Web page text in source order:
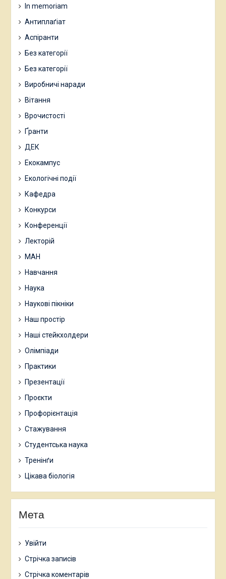
In memoriam
Антиплаґіат
Аспіранти
Без категорії
Без категорії
Виробничі наради
Вітання
Врочистості
Ґранти
ДЕК
Екокампус
Екологічні події
Кафедра
Конкурси
Конференції
Лекторій
МАН
Навчання
Наука
Наукові пікніки
Наш простір
Наші стейкхолдери
Олімпіади
Практики
Презентації
Проєкти
Профорієнтація
Стажування
Студентська наука
Тренінґи
Цікава біологія
Мета
Увійти
Стрічка записів
Стрічка коментарів